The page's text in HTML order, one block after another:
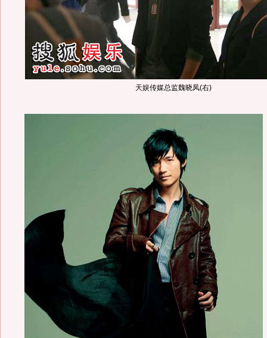
天娱传媒总监魏晓凤(右)